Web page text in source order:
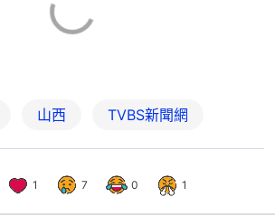
山西 TVBS新聞網
1 7 0 1